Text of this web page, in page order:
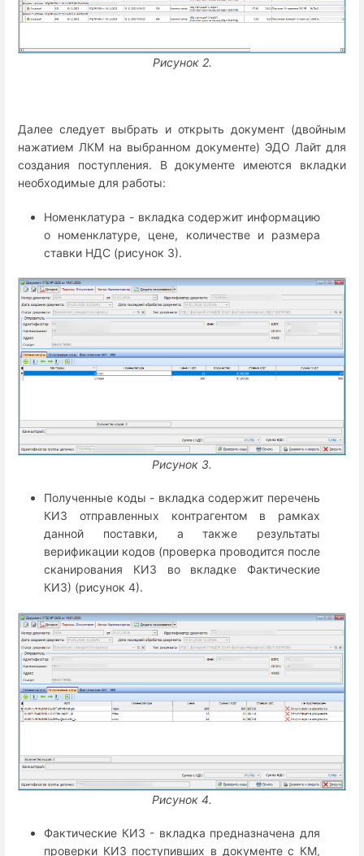
Рисунок 2.
Далее следует выбрать и открыть документ (двойным
нажатием ЛКМ на выбранном документе) ЭДО Лайт для
создания поступления. В документе имеются вкладки
необходимые для работы:
Номенклатура - вкладка содержит информацию
о номенклатуре, цене, количестве и размера
ставки НДС (рисунок 3).
Рисунок 3.
Полученные коды - вкладка содержит перечень
КИЗ отправленных контрагентом в рамках
данной поставки, а также результаты
верификации кодов (проверка проводится после
сканирования КИЗ во вкладке Фактические
КИЗ) (рисунок 4).
Рисунок 4.
Фактические КИЗ - вкладка предназначена для
проверки КИЗ поступивших в документе с КМ,